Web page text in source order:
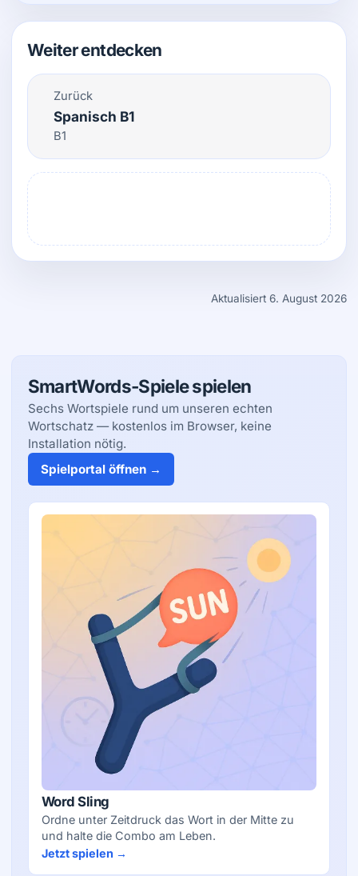
Weiter entdecken
Zurück
Spanisch B1
B1
Aktualisiert 6. August 2026
SmartWords-Spiele spielen
Sechs Wortspiele rund um unseren echten
Wortschatz — kostenlos im Browser, keine
Installation nötig.
Spielportal öffnen →
Word Sling
Ordne unter Zeitdruck das Wort in der Mitte zu
und halte die Combo am Leben.
Jetzt spielen →